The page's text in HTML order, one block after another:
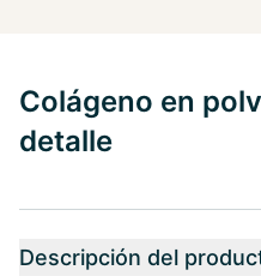
Colágeno en
detalle
Descripción del